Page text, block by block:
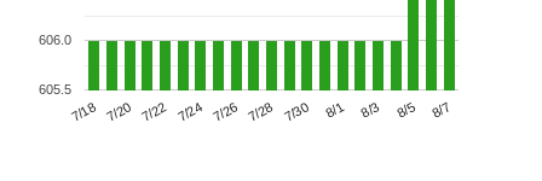
7/18 7/20 7/22 7/24 7/26 7/28 7/30 8/1 8/3 8/5 8/7
605.5
606.0